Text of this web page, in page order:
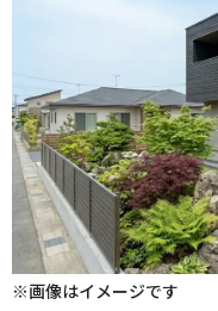
※画像はイメージです